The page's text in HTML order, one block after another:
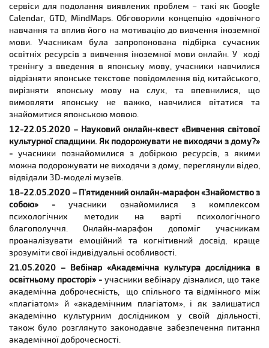
сервіси для подолання виявлених проблем – такі як Google
Calendar, GTD, MindMaps. Обговорили концепцію «довічного
навчання та вплив його на мотивацію до вивчення іноземної
мови. Учасникам була запропонована підбірка сучасних
освітніх ресурсів з вивчення іноземної мови онлайн. У ході
тренінгу з введення в японську мову, учасники навчилися
відрізняти японське текстове повідомлення від китайського,
вирізняти японську мову на слух, та впевнилися, що
вимовляти японську не важко, навчилися вітатися та
знайомитися японською мовою.
12-22.05.2020 – Науковий онлайн-квест «Вивчення світової
культурної спадщини. Як подорожувати не виходячи з дому?»
- учасники познайомилися з добіркою ресурсів, з якими
можна подорожувати не виходячи з дому, переглянули відео,
відвідали 3D-моделі музеїв.
18-22.05.2020 – П’ятиденний онлайн-марафон «Знайомство з
собою» -учасники ознайомилися з комплексом
психологічних методик на варті психологічного
благополуччя. Онлайн-марафон допоміг учасникам
проаналізувати емоційний та когнітивний досвід, краще
зрозуміти свої індивідуальні особливості.
21.05.2020 – Вебінар «Академічна культура дослідника в
освітньому просторі» - учасники вебінару дізналися, що таке
академічна доброчесність, що спільного та відмінного між
«плагіатом» й «академічним плагіатом», і як залишатися
академічно культурним дослідником у своїй діяльності,
також було розглянуто законодавче забезпечення питання
академічної доброчесності.